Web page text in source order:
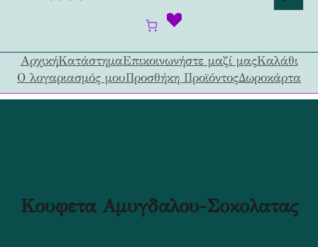
ή
τ
η
ΑρχικήΚατάστημαΕπικοινωνήστε μαζί μαςΚαλάθι
Ο λογαριασμός μουΠροσθήκη ΠροϊόντοςΔωροκάρτα
Κουφετα Αμυγδαλου-Σοκολατας